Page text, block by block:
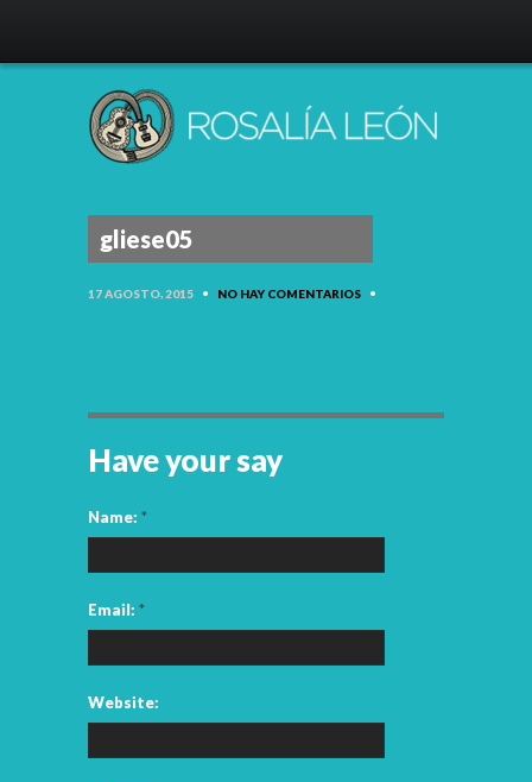
gliese05
17 AGOSTO, 2015 • NO HAY COMENTARIOS •
Have your say
Name: *
Email: *
Website: